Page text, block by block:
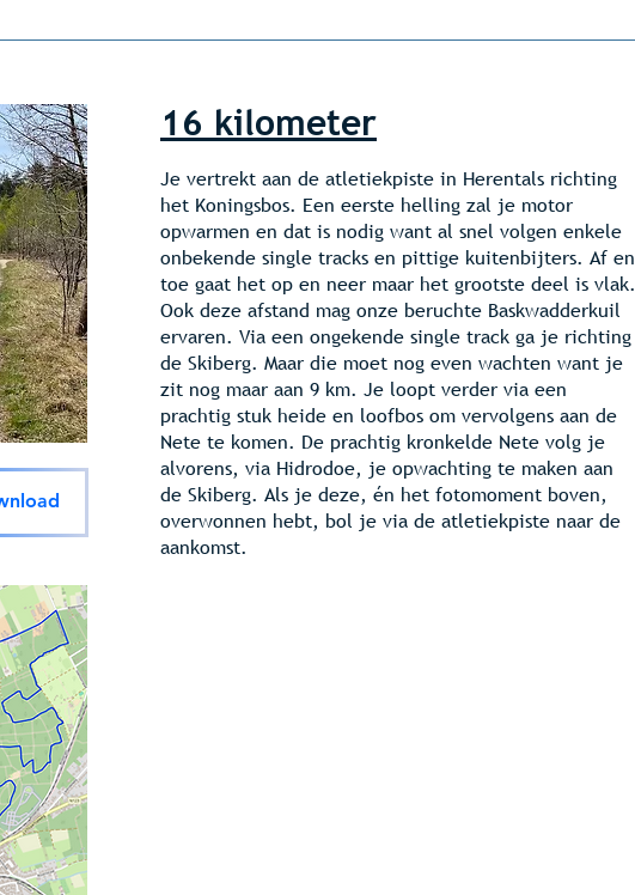
16 kilometer
Je vertrekt aan de atletiekpiste in Herentals richting
het Koningsbos. Een eerste helling zal je motor
opwarmen en dat is nodig want al snel volgen enkele
onbekende single tracks en pittige kuitenbijters. Af en
toe gaat het op en neer maar het grootste deel is vlak.
Ook deze afstand mag onze beruchte Baskwadderkuil
ervaren. Via een ongekende single track ga je richting
de Skiberg. Maar die moet nog even wachten want je
zit nog maar aan 9 km. Je loopt verder via een
prachtig stuk heide en loofbos om vervolgens aan de
Nete te komen. De prachtig kronkelde Nete volg je
alvorens, via Hidrodoe, je opwachting te maken aan
de Skiberg. Als je deze, én het fotomoment boven,
overwonnen hebt, bol je via de atletiekpiste naar de
aankomst.